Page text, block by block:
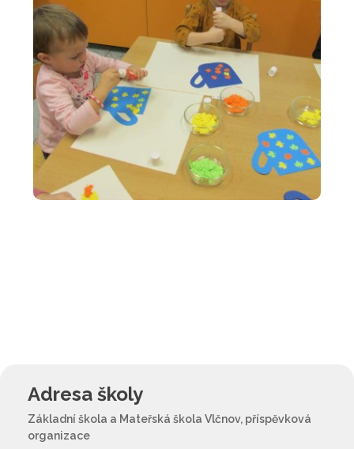
Adresa školy
Základní škola a Mateřská škola Vlčnov, příspěvková
organizace